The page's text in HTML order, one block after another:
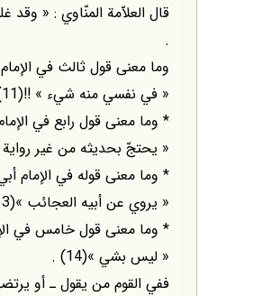
.
وما معنى قول ثالث في الإمام
« في نفسي منه شيء » !!(11) .
* وما معنى قول رابع في
« يحتجّ بحديثه من غير رواية
* وما معنى قوله في الإمام
« يروي عن أبيه العجائب »(13) .
* وما معنى قول خامس في
« ليس بشي »(14) .
ففي القوم من يقول ـ أو